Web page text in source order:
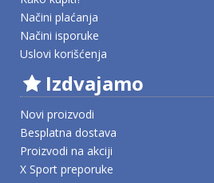
Načini plaćanja
Načini isporuke
Uslovi korišćenja
Izdvajamo
Novi proizvodi
Besplatna dostava
Proizvodi na akciji
X Sport preporuke